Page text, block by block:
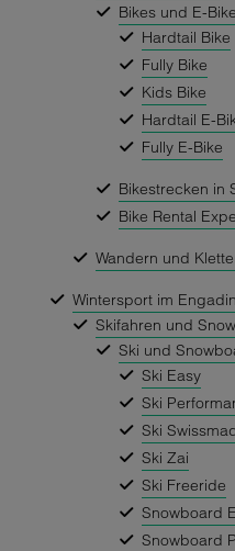
Bikes und E-
Hardtail Bike
Fully Bike
Kids Bike
Hardtail E-
Fully E-Bike
Bikestrecken in
Bike Rental
Wandern und
Wintersport im Engadin
Skifahren und
Ski und
Ski Easy
Ski
Ski
Ski Zai
Ski Freeride
Snowboard
Snowboard